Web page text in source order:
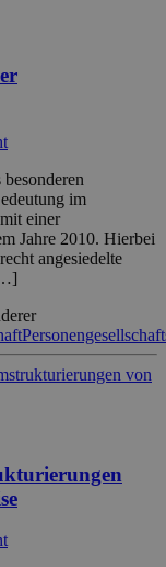
im
einer
Jahre 2010. Hierbei
angesiedelte